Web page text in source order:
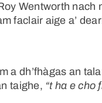
Wentworth
faclair aige a’
a dh’fhàgas an
taighe, “t ha e cho